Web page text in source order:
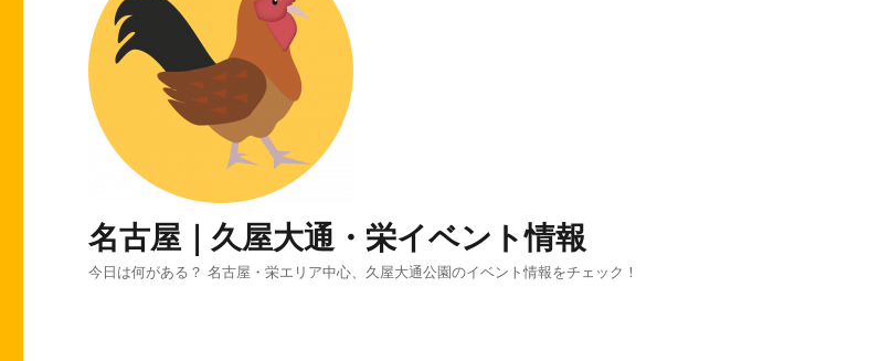
名古屋｜久屋大通・栄イベント情報
今日は何がある？ 名古屋・栄エリア中心、久屋大通公園のイベント情報をチェック！